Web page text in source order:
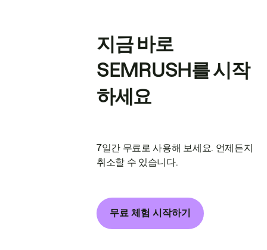
지금 바로
SEMRUSH를 시작
하세요
7일간 무료로 사용해 보세요. 언제든지
취소할 수 있습니다.
무료 체험 시작하기